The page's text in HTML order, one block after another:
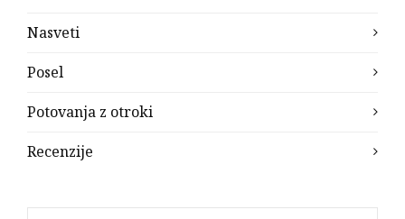
Nasveti
Posel
Potovanja z otroki
Recenzije